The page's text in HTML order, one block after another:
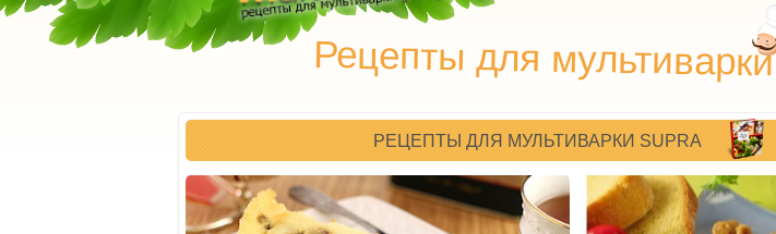
Рецепты для мультиварки
РЕЦЕПТЫ ДЛЯ МУЛЬТИВАРКИ SUPRA